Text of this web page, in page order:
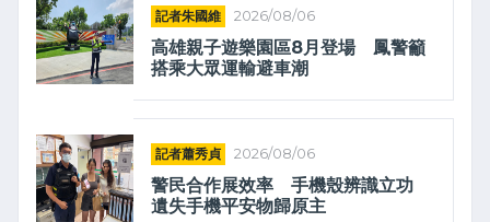
記者朱國維 2026/08/06
高雄親子遊樂園區8月登場 鳳警籲
搭乘大眾運輸避車潮
記者蕭秀貞 2026/08/06
警民合作展效率 手機殼辨識立功
遺失手機平安物歸原主